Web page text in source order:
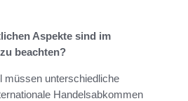
Aspekte sind im
beachten?
müssen unterschiedliche
Handelsabkommen